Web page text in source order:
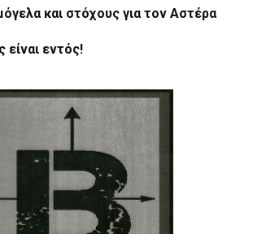
και στόχους για τον Αστέρα
είναι εντός!